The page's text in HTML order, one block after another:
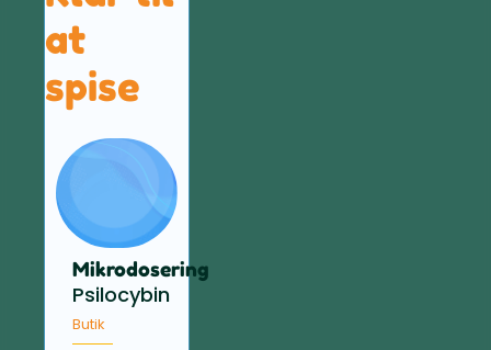
at
spise
Mikrodosering
Psilocybin
Butik